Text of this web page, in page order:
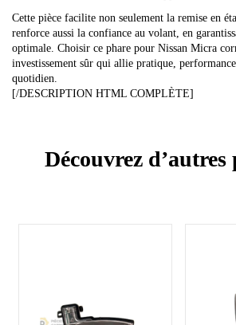
Cette pièce facilite non seulement la remise en
renforce aussi la confiance au volant, en
optimale. Choisir ce phare pour Nissan Micra
investissement sûr qui allie pratique,
quotidien.
[/DESCRIPTION HTML COMPLÈTE]
Découvrez